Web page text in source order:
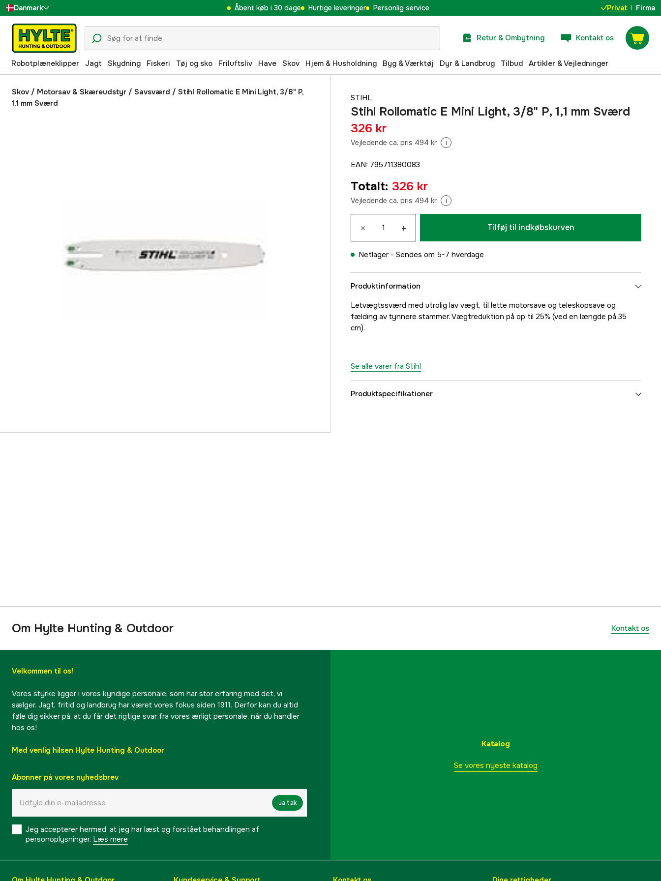
Danmark
Sverige
Suomi
Norge
Deutschland
Åbent køb i 30 dage Hurtige leveringer Personlig service Privat Firma
Retur & Ombytning Kontakt os
Robotplæneklipper Jagt Skydning Fiskeri Tøj og sko Friluftsliv Have Skov Hjem & Husholdning Byg & Værktøj Dyr & Landbrug Tilbud Artikler & Vejledninger
Skov / Motorsav & Skæreudstyr / Savsværd / Stihl Rollomatic E Mini Light, 3/8" P,
1,1 mm Sværd
STIHL
Stihl Rollomatic E Mini Light, 3/8" P, 1,1 mm Sværd
326 kr
Vejledende ca. pris 494 kr i
EAN: 795711380083
Totalt: 326 kr
Vejledende ca. pris 494 kr i
× + Tilføj til indkøbskurven
Netlager - Sendes om 5-7 hverdage
Produktinformation
Letvægtssværd med utrolig lav vægt, til lette motorsave og teleskopsave og
fælding av tynnere stammer. Vægtreduktion på op til 25% (ved en længde på 35
cm).
Se alle varer fra Stihl
Produktspecifikationer
Om Hylte Hunting & Outdoor Kontakt os
Velkommen til os!
Vores styrke ligger i vores kyndige personale, som har stor erfaring med det, vi
sælger. Jagt, fritid og landbrug har været vores fokus siden 1911. Derfor kan du altid
føle dig sikker på, at du får det rigtige svar fra vores ærligt personale, når du handler
hos os!
Med venlig hilsen Hylte Hunting & Outdoor
Abonner på vores nyhedsbrev
Ja tak
Jeg accepterer hermed, at jeg har læst og forstået behandlingen af ​​
personoplysninger. Læs mere
Katalog
Se vores nyeste katalog